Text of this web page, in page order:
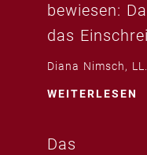
bewiesen:
das
Diana Nimsch,
WEITERLESEN
Das